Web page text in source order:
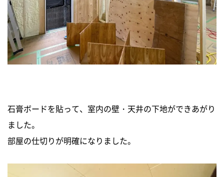
石膏ボードを貼って、室内の壁・天井の下地ができあがり
ました。
部屋の仕切りが明確になりました。